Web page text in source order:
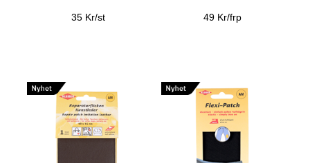
35 Kr/st 49 Kr/frp